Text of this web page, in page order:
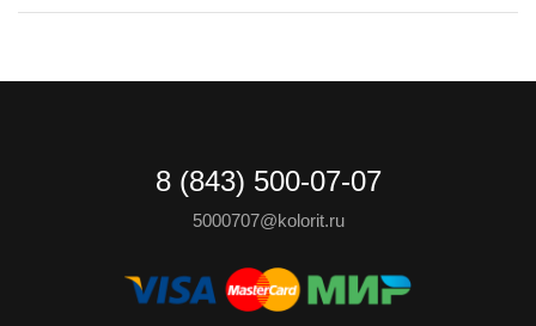
8 (843) 500-07-07
5000707@kolorit.ru